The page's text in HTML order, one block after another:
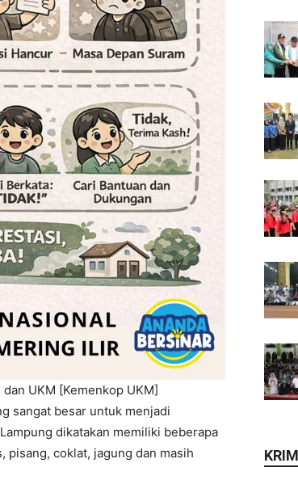
UKM [Kemenkop UKM]
sangat besar untuk menjadi
dikatakan memiliki beberapa
pisang, coklat, jagung dan masih